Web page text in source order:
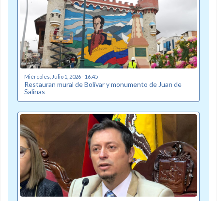
Miércoles, Julio 1, 2026 - 16:45
Restauran mural de Bolívar y monumento de Juan de
Salinas